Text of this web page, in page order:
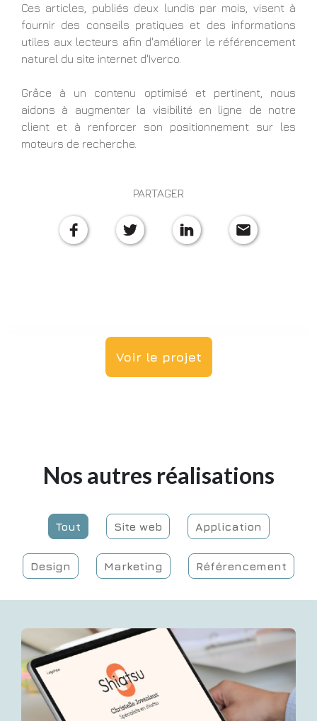
Ces articles, publiés deux lundis par mois, visent à
fournir des conseils pratiques et des informations
utiles aux lecteurs afin d'améliorer le référencement
naturel du site internet d'Iverco.
Grâce à un contenu optimisé et pertinent, nous
aidons à augmenter la visibilité en ligne de notre
client et à renforcer son positionnement sur les
moteurs de recherche.
PARTAGER
Voir le projet
Nos autres réalisations
Tout Site web Application
Design Marketing Référencement